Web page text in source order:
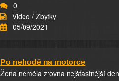
0
Video / Zbytky
05/09/2021
Po nehodě na motorce
Žena neměla zrovna nejšťastnější den